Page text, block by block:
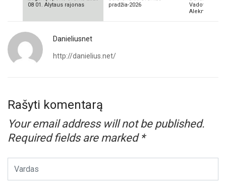
08 01. Alytaus rajonas
pradžia-2026
Vadovas
Aleknavičius
Danieliusnet
http://danielius.net/
Rašyti komentarą
Your email address will not be published.
Required fields are marked *